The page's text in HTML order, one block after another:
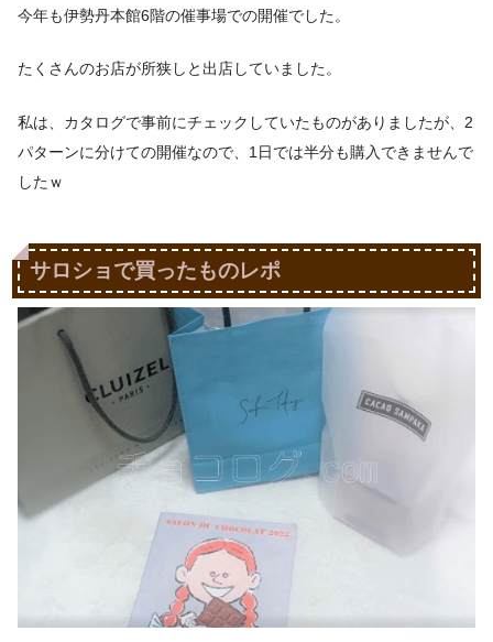
今年も伊勢丹本館6階の催事場での開催でした。
たくさんのお店が所狭しと出店していました。
私は、カタログで事前にチェックしていたものがありましたが、2
パターンに分けての開催なので、1日では半分も購入できませんで
したｗ
サロショで買ったものレポ